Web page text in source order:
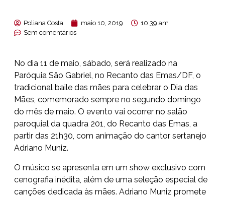
Poliana Costa maio 10, 2019
10:39 am
Sem comentários
No dia 11 de maio, sábado, será realizado na
Paróquia São Gabriel, no Recanto das Emas/DF, o
tradicional baile das mães para celebrar o Dia das
Mães, comemorado sempre no segundo domingo
do mês de maio. O evento vai ocorrer no salão
paroquial da quadra 201, do Recanto das Emas, a
partir das 21h30, com animação do cantor sertanejo
Adriano Muniz.
O músico se apresenta em um show exclusivo com
cenografia inédita, além de uma seleção especial de
canções dedicada às mães. Adriano Muniz promete